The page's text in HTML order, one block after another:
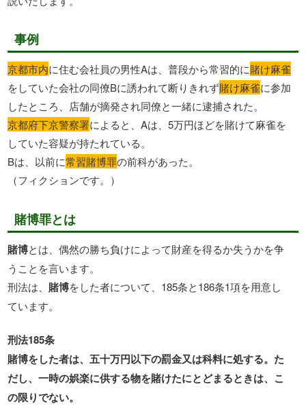
事例
京都市内に住む会社員の男性Aは、普段から常習的に賭け麻雀
をしていた会社の同僚Bに誘われて断りきれず賭け麻雀に参加
したところ、店舗が摘発され同僚と一緒に逮捕された。
京都府下京警察署によると、Aは、5万円ほどを賭けて麻雀を
していた容疑が持たれている。
Bは、以前に常習賭博罪の前科があった。
（フィクションです。）
賭博罪とは
賭博とは、偶然の勝ち負けによって財産を得るか失うかを争
うことを言います。
刑法は、 賭博をした者について、185条と186条1項を用意し
ています。
刑法185条
賭博をした者は、五十万円以下の罰金又は科料に処する。た
だし、一時の娯楽に供する物を賭けたにとどまるときは、こ
の限りでない。